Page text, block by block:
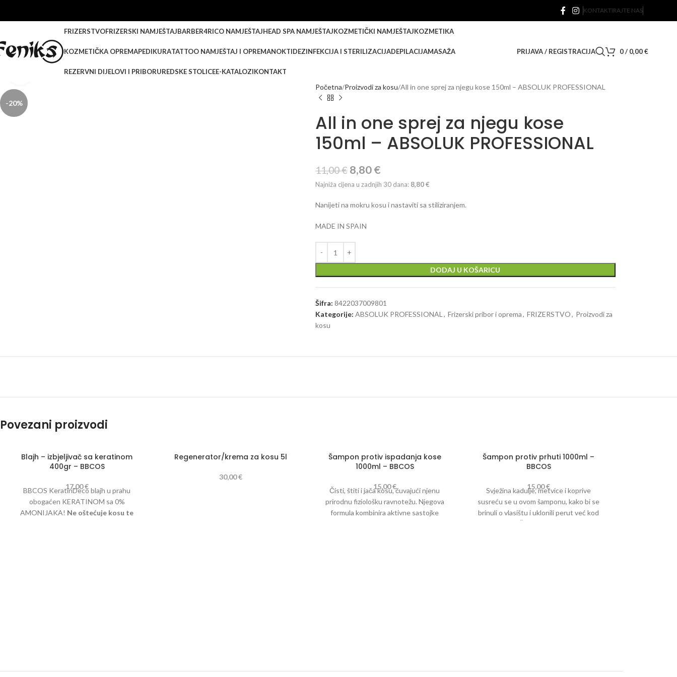
KONTAKTIRAJTE NAS
FRIZERSTVOFRIZERSKI NAMJEŠTAJBARBER4RICO NAMJEŠTAJHEAD SPA NAMJEŠTAJKOZMETIČKI NAMJEŠTAJKOZMETIKA
KOZMETIČKA OPREMAPEDIKURATATTOO NAMJEŠTAJ I OPREMANOKTIDEZINFEKCIJA I STERILIZACIJADEPILACIJAMASAŽA
REZERVNI DIJELOVI I PRIBORUREDSKE STOLICEE-KATALOZIKONTAKT
PRIJAVA / REGISTRACIJA 0/ 0,00€
-20%
Klikni za veću sliku
Početna Proizvodi za kosu All in one sprej za njegu kose 150ml – ABSOLUK PROFESSIONAL
All in one sprej za njegu kose
150ml – ABSOLUK PROFESSIONAL
11,00€ 8,80€
Najniža cijena u zadnjih 30 dana: 8,80€
Nanijeti na mokru kosu i nastaviti sa stiliziranjem.
MADE IN SPAIN
DODAJ U KOŠARICU
Šifra: 8422037009801
Kategorije: ABSOLUK PROFESSIONAL , Frizerski pribor i oprema, FRIZERSTVO, Proizvodi za
kosu
Povezani proizvodi
Blajh – izbjeljivač sa keratinom
400gr – BBCOS
17,00€
BBCOS KeratinDeco blajh u prahu
obogaćen KERATINOM sa 0%
AMONIJAKA! Ne oštećuje kosu te
Regenerator/krema za kosu 5l
30,00€
Šampon protiv ispadanja kose
1000ml – BBCOS
15,00€
Čisti, štiti i jača kosu, čuvajući njenu
prirodnu fiziološku ravnotežu. Njegova
formula kombinira aktivne sastojke
Šampon protiv prhuti 1000ml –
BBCOS
15,00€
Svježina kadulje, metvice i koprive
susreću se u ovom šamponu, kako bi se
brinuli o vlasištu i uklonili perut već kod